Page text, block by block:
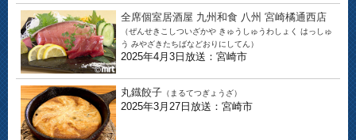
全席個室居酒屋 九州和食 八州 宮崎橘通西店
（ぜんせきこしついざかや きゅうしゅうわしょく はっしゅ
う みやざきたちばなどおりにしてん）
2025年4月3日放送：宮崎市
丸鐡餃子 （まるてつぎょうざ）
2025年3月27日放送：宮崎市